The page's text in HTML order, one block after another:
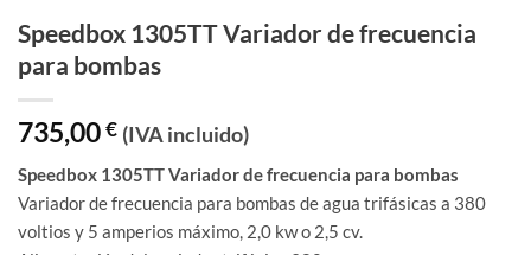
Speedbox 1305TT Variador de frecuencia
para bombas
735,00€ (IVA incluido)
Speedbox 1305TT Variador de frecuencia para bombas
Variador de frecuencia para bombas de agua trifásicas a 380
voltios y 5 amperios máximo, 2,0 kw o 2,5 cv.